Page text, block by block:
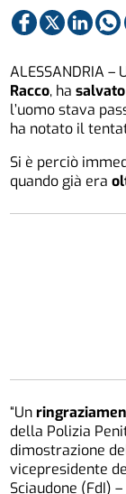
ALESSANDRIA
Racco, ha
l’uomo stava
ha notato il
Si è perciò
quando già era
“Un
della Polizia
dimostrazione
vicepresidente
Sciaudone (FdI)